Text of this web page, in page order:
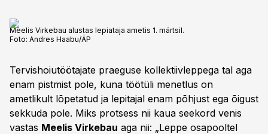
Meelis Virkebau alustas lepiataja ametis 1. märtsil.
Foto: Andres Haabu/ÄP
Tervishoiutöötajate praeguse kollektiivleppega tal aga
enam pistmist pole, kuna töötüli menetlus on
ametlikult lõpetatud ja lepitajal enam põhjust ega õigust
sekkuda pole. Miks protsess nii kaua seekord venis
vastas Meelis Virkebau aga nii: „Leppe osapooltel